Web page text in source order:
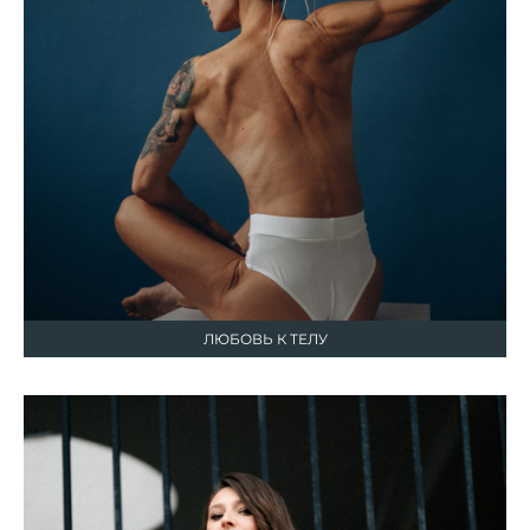
ЛЮБОВЬ К ТЕЛУ